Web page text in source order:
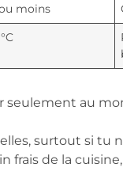
ou moins
seulement au
surtout si tu
frais de la